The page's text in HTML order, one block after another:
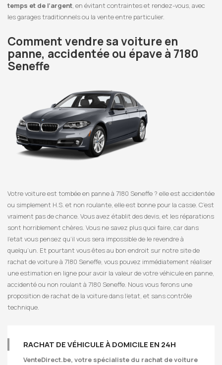
temps et de l’argent, en évitant contraintes et rendez-vous, avec
les garages traditionnels ou la vente entre particulier.
Comment vendre sa voiture en
panne, accidentée ou épave à 7180
Seneffe
Votre voiture est tombée en panne à 7180 Seneffe ? elle est accidentée
ou simplement H.S. et non roulante, elle est bonne pour la casse. C’est
vraiment pas de chance. Vous avez établit des devis, et les réparations
sont horriblement chères. Vous ne savez plus quoi faire, car dans
l’etat vous pensez qu’il vous sera impossible de le revendre à
quelqu’un. Et pourtant vous êtes au bon endroit sur notre site de
rachat de voiture à 7180 Seneffe, vous pouvez immédiatement réaliser
une estimation en ligne pour avoir la valeur de votre véhicule en panne,
accidenté ou non roulant à 7180 Seneffe. Nous vous ferons une
proposition de rachat de la voiture dans l’etat, et sans contrôle
technique.
RACHAT DE VÉHICULE À DOMICILE EN 24H
VenteDirect.be, votre spécialiste du rachat de voiture